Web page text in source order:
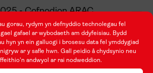
gorau, rydym yn defnyddio technolegau fel
gafael ar wybodaeth am ddyfeisiau. Bydd
hyn yn ein galluogi i brosesu data fel ymddygiad
ar y safle hwn. Gall peidio â chydsynio neu
andwyol ar rai nodweddion.
ARAC
- Cofnodion ARAC